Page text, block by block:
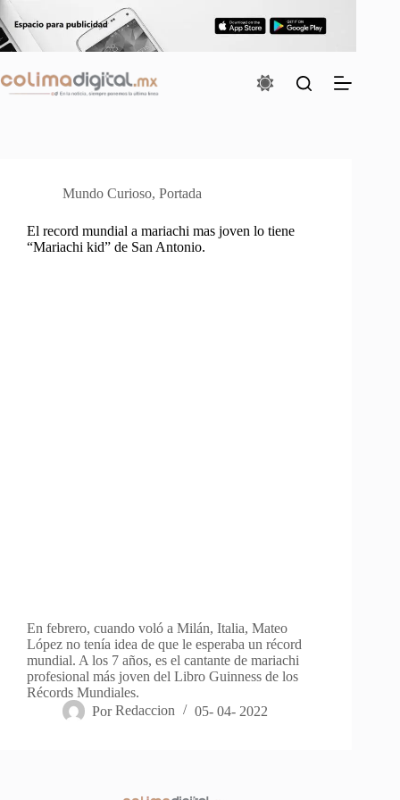
Saltar
al
contenido
Mundo Curioso, Portada
El record mundial a mariachi mas joven lo tiene
“Mariachi kid” de San Antonio.
En febrero, cuando voló a Milán, Italia, Mateo
López no tenía idea de que le esperaba un récord
mundial. A los 7 años, es el cantante de mariachi
profesional más joven del Libro Guinness de los
Récords Mundiales.
Por Redaccion 05- 04- 2022